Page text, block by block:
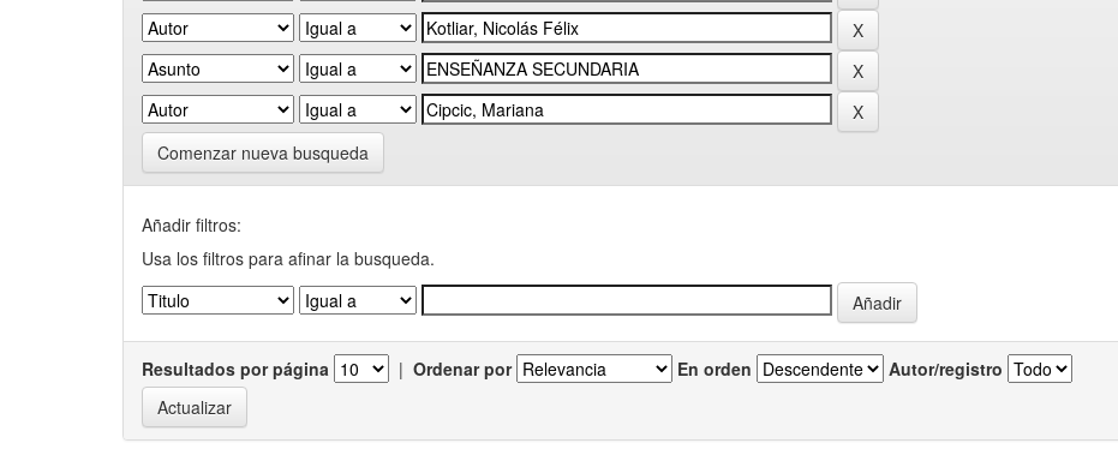
Comenzar nueva busqueda
Añadir filtros:
Usa los filtros para afinar la busqueda.
Resultados por página | Ordenar por En orden Autor/registro